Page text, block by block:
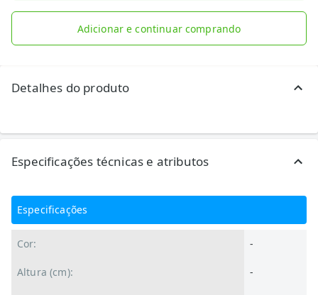
Adicionar e continuar comprando
Detalhes do produto
Especificações técnicas e atributos
Especificações
Cor: -
Altura (cm): -